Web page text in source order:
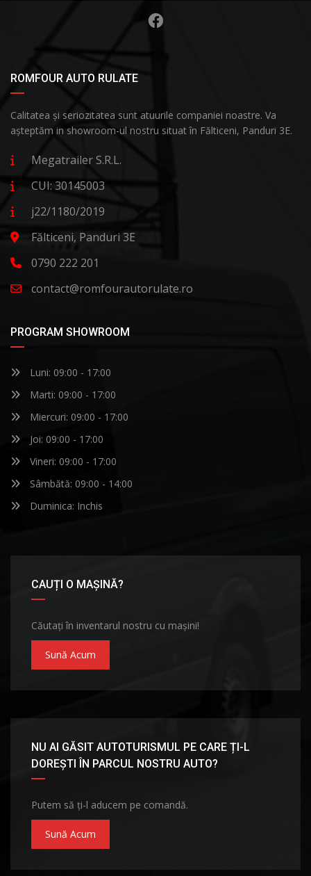
ROMFOUR AUTO RULATE
Calitatea și seriozitatea sunt atuurile companiei noastre. Va
așteptăm in showroom-ul nostru situat în Fălticeni, Panduri 3E.
Megatrailer S.R.L.
CUI: 30145003
j22/1180/2019
Fălticeni, Panduri 3E
0790 222 201
contact@romfourautorulate.ro
PROGRAM SHOWROOM
Luni: 09:00 - 17:00
Marti: 09:00 - 17:00
Miercuri: 09:00 - 17:00
Joi: 09:00 - 17:00
Vineri: 09:00 - 17:00
Sâmbătă: 09:00 - 14:00
Duminica: Inchis
CAUȚI O MAȘINĂ?
Căutați în inventarul nostru cu mașini!
Sună Acum
NU AI GĂSIT AUTOTURISMUL PE CARE ȚI-L
DOREȘTI ÎN PARCUL NOSTRU AUTO?
Putem să ți-l aducem pe comandă.
Sună Acum